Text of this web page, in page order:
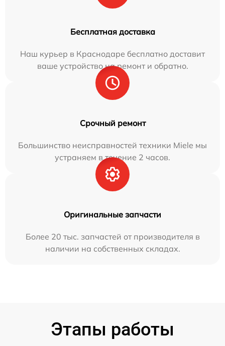
Бесплатная доставка
Наш курьер в Краснодаре бесплатно доставит
ваше устройство на ремонт и обратно.
Срочный ремонт
Большинство неисправностей техники Miele мы
устраняем в течение 2 часов.
Оригинальные запчасти
Более 20 тыс. запчастей от производителя в
наличии на собственных складах.
Этапы работы